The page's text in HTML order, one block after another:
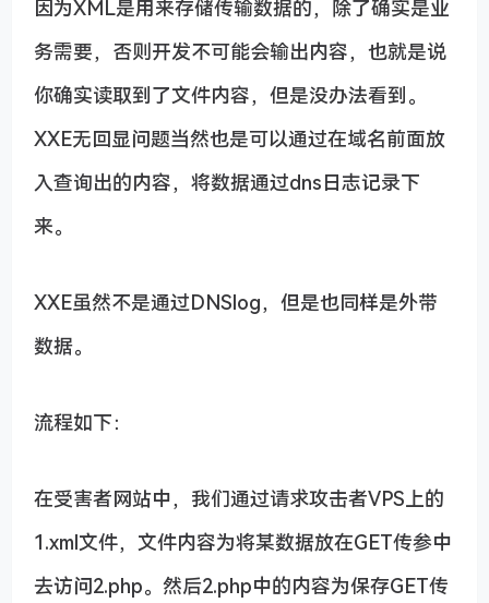
因为XML是用来存储传输数据的，除了确实是业
务需要，否则开发不可能会输出内容，也就是说
你确实读取到了文件内容，但是没办法看到。
XXE无回显问题当然也是可以通过在域名前面放
入查询出的内容，将数据通过dns日志记录下
来。
XXE虽然不是通过DNSlog，但是也同样是外带
数据。
流程如下：
在受害者网站中，我们通过请求攻击者VPS上的
1.xml文件，文件内容为将某数据放在GET传参中
去访问2.php。然后2.php中的内容为保存GET传